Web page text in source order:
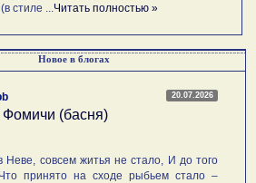
стиле ... Читать полностью »
Новое в блогах
20.07.2026
(басня)
совсем житья не стало, И до того
принято на сходе рыбьем стало –